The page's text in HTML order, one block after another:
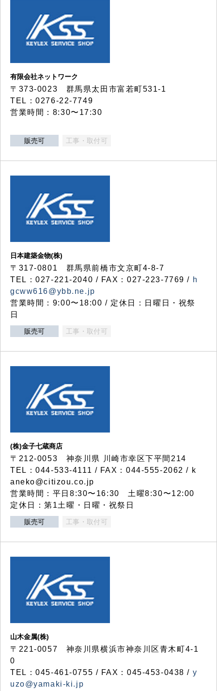
有限会社ネットワーク
〒373-0023 群馬県太田市富若町531-1
TEL：0276-22-7749
営業時間：8:30〜17:30
販売可 工事・取付可
日本建築金物(株)
〒317‐0801 群馬県前橋市文京町4-8-7
TEL：027-221-2040 / FAX：027-223-7769 / h
gcww616@ybb.ne.jp
営業時間：9:00〜18:00 / 定休日：日曜日・祝祭
日
販売可 工事・取付可
(株)金子七蔵商店
〒212-0053 神奈川県 川崎市幸区下平間214
TEL：044-533-4111 / FAX：044-555-2062 / k
aneko@citizou.co.jp
営業時間：平日8:30〜16:30 土曜8:30〜12:00
定休日：第1土曜・日曜・祝祭日
販売可 工事・取付可
山木金属(株)
〒221-0057 神奈川県横浜市神奈川区青木町4-1
0
TEL：045-461-0755 / FAX：045-453-0438 / y
uzo@yamaki-ki.jp